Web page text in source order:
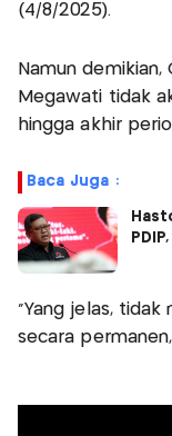
(4/8/2025).
Namun
Megawati tidak
hingga akhir
Baca Juga :
"Yang jelas,
secara